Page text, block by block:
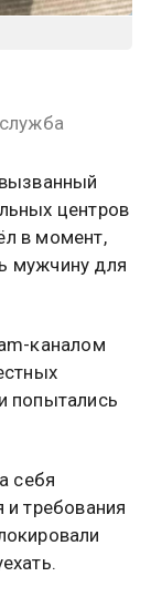
центров
в момент,
мужчину для
каналом
попытались
себя
и требования